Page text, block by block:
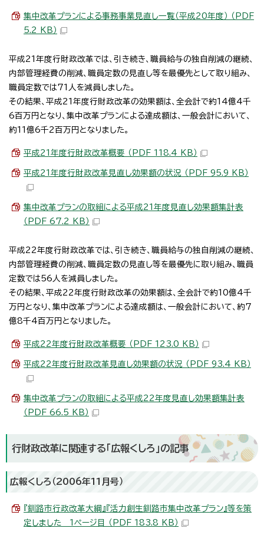
集中改革プランによる事務事業見直し一覧（平成20年度） （PDF
5.2 KB）
平成21年度行財政改革では、引き続き、職員給与の独自削減の継続、
内部管理経費の削減、職員定数の見直し等を最優先として取り組み、
職員定数では71人を減員しました。
その結果、平成21年度行財政改革の効果額は、全会計で約14億4千
6百万円となり、集中改革プランによる達成額は、一般会計において、
約11億6千2百万円となりました。
平成21年度行財政改革概要 （PDF 118.4 KB）
平成21年度行財政改革見直し効果額の状況 （PDF 95.9 KB）
集中改革プランの取組による平成21年度見直し効果額集計表
（PDF 67.2 KB）
平成22年度行財政改革では、引き続き、職員給与の独自削減の継続、
内部管理経費の削減、職員定数の見直し等を最優先に取り組み、職員
定数では56人を減員しました。
その結果、平成22年度行財政改革の効果額は、全会計で約10億4千
万円となり、集中改革プランによる達成額は、一般会計において、約7
億8千4百万円となりました。
平成22年度行財政改革概要 （PDF 123.0 KB）
平成22年度行財政改革見直し効果額の状況 （PDF 93.4 KB）
集中改革プランの取組による平成22年度見直し効果額集計表
（PDF 66.5 KB）
行財政改革に関連する「広報くしろ」の記事
広報くしろ（2006年11月号）
『釧路市行政改革大綱』『活力創生釧路市集中改革プラン』等を策
定しました 1ページ目 （PDF 183.8 KB）